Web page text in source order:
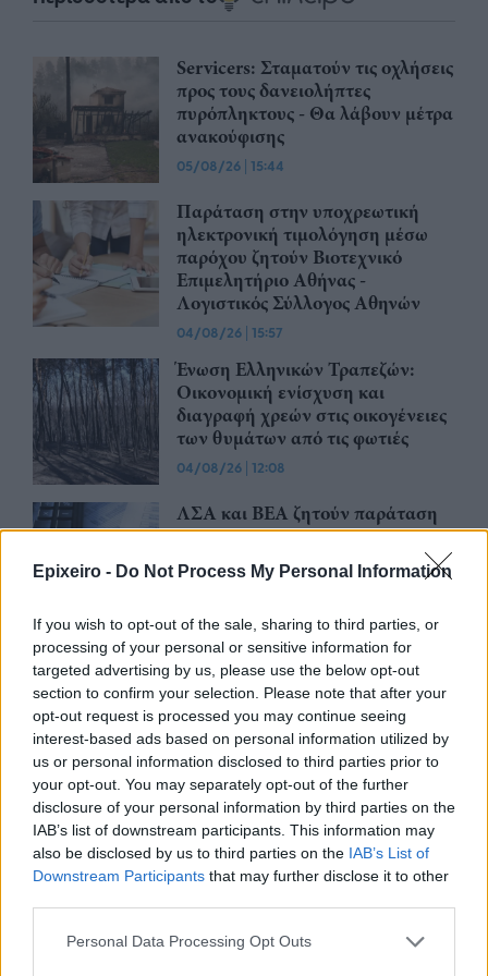
Epixeiro - Do Not Process My Personal Information
If you wish to opt-out of the sale, sharing to third parties, or
processing of your personal or sensitive information for
targeted advertising by us, please use the below opt-out
section to confirm your selection. Please note that after your
opt-out request is processed you may continue seeing
interest-based ads based on personal information utilized by
us or personal information disclosed to third parties prior to
your opt-out. You may separately opt-out of the further
disclosure of your personal information by third parties on the
IAB’s list of downstream participants. This information may
also be disclosed by us to third parties on the IAB’s List of
Downstream Participants that may further disclose it to other
Personal Data Processing Opt Outs
Servicers: Σταματούν τις οχλήσεις
προς τους δανειολήπτες
πυρόπληκτους - Θα λάβουν μέτρα
ανακούφισης
05/08/26 | 15:44
Παράταση στην υποχρεωτική
ηλεκτρονική τιμολόγηση μέσω
παρόχου ζητούν Βιοτεχνικό
Επιμελητήριο Αθήνας -
Λογιστικός Σύλλογος Αθηνών
04/08/26 | 15:57
Ένωση Ελληνικών Τραπεζών:
Οικονομική ενίσχυση και
διαγραφή χρεών στις οικογένειες
των θυμάτων από τις φωτιές
04/08/26 | 12:08
ΛΣΑ και ΒΕΑ ζητούν παράταση
για την υποχρεωτική ηλεκτρονική
τιμολόγηση – Στο τραπέζι
μετάθεση εφαρμογής για το 2026
Συνάντηση με τον γεν.
γραμματέα Διαχείρισης
Αποβλήτων για τη διαχείριση του
Γυαλιού πραγματοποίησαν
ΓΣΕΒΕΕ και ΠΟΕΒΥ
03/08/26|14:07
Η νέα ευρωπαϊκή έκθεση για την
ψηφιακή υγεία ανοίγει τις πύλες
της στο Βερολίνο από τις 26 έως
τις 28 Οκτωβρίου
29/07/26|15:21